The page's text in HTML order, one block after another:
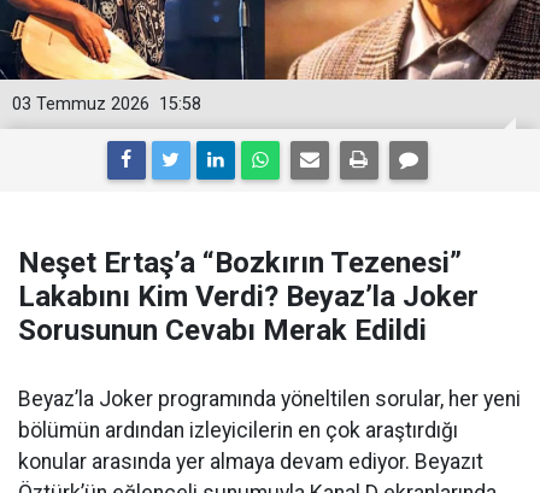
15:58
03 Temmuz 2026
Neşet Ertaş’a “Bozkırın Tezenesi”
Lakabını Kim Verdi? Beyaz’la Joker
Sorusunun Cevabı Merak Edildi
Beyaz’la Joker programında yöneltilen sorular, her yeni
bölümün ardından izleyicilerin en çok araştırdığı
konular arasında yer almaya devam ediyor. Beyazıt